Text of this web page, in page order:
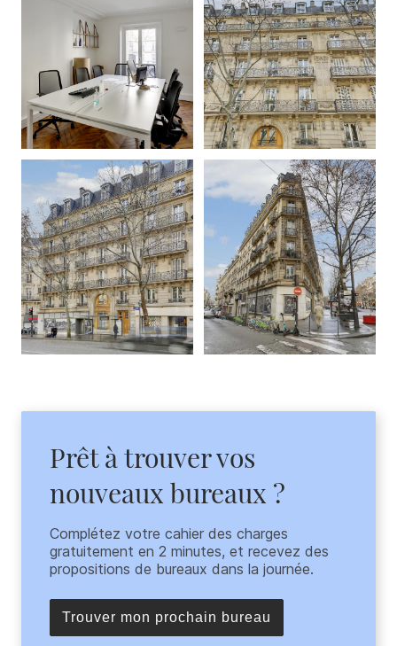
Prêt à trouver vos
nouveaux bureaux ?
Complétez votre cahier des charges
gratuitement en 2 minutes, et recevez des
propositions de bureaux dans la journée.
Trouver mon prochain bureau